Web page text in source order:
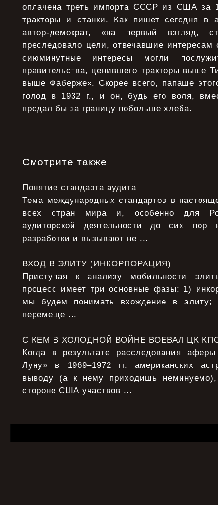
оплачена треть импорта СССР из США за
тракторы и станки. Как пишет сегодня в
автор-демократ, «на первый взгляд,
преследовало цели, отвечавшие
сиюминутные интересы могли
правительства, ценившего тракторы выше
выше Фаберже». Скорее всего, папаше
голод в 1932 г., и он, будь его воля,
продал бы за границу побольше хлеба.
Смотрите также
Понятие стандарта аудита
Тема международных стандартов в
всех стран мира и, особенно для
аудиторской деятельности до сих пор
разработки и вызывают не ...
ВХОД В ЭЛИТУ (ИНКОРПОРАЦИЯ)
Приступая к анализу мобильности
процесс имеет три основные фазы: 1)
мы будем понимать вхождение в
перемеще ...
С КЕМ В ХОЛОДНОЙ ВОЙНЕ ВОЕВАЛ ЦК
Когда в результате расследования
Луну» в 1969–1972 гг. американских
выводу (а к нему приходишь
стороне США участвов ...